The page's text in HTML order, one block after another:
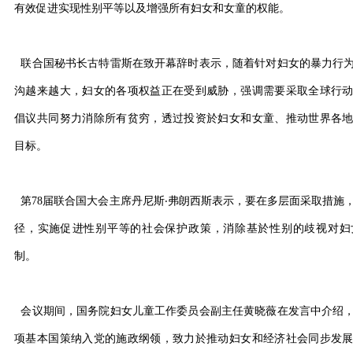
有效促进实现性别平等以及增强所有妇女和女童的权能。
联合国秘书长古特雷斯在致开幕辞时表示，随着针对妇女的暴力行
沟越来越大，妇女的各项权益正在受到威胁，强调需要采取全球行
倡议共同努力消除所有贫穷，透过投资於妇女和女童、推动世界各
目标。
第78届联合国大会主席丹尼斯‧弗朗西斯表示，要在多层面采取措施
径，实施促进性别平等的社会保护政策，消除基於性别的歧视对
制。
会议期间，国务院妇女儿童工作委员会副主任黄晓薇在发言中介绍
项基本国策纳入党的施政纲领，致力於推动妇女和经济社会同步发